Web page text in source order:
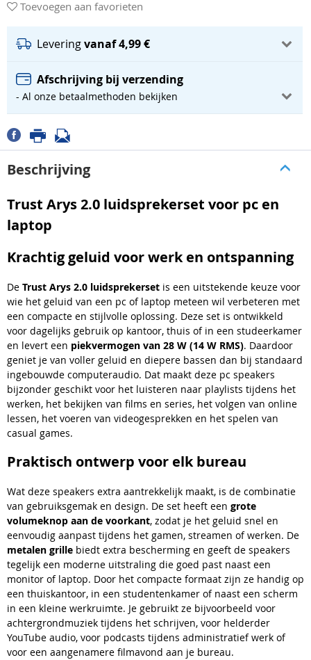
Toevoegen aan favorieten
Leveringvanaf 4,99 €
Afschrijving bij verzending
- Al onze betaalmethoden bekijken
Beschrijving
Trust Arys 2.0 luidsprekerset voor pc en
laptop
Krachtig geluid voor werk en ontspanning
De Trust Arys 2.0 luidsprekerset is een uitstekende keuze voor
wie het geluid van een pc of laptop meteen wil verbeteren met
een compacte en stijlvolle oplossing. Deze set is ontwikkeld
voor dagelijks gebruik op kantoor, thuis of in een studeerkamer
en levert een piekvermogen van 28 W (14 W RMS). Daardoor
geniet je van voller geluid en diepere bassen dan bij standaard
ingebouwde computeraudio. Dat maakt deze pc speakers
bijzonder geschikt voor het luisteren naar playlists tijdens het
werken, het bekijken van films en series, het volgen van online
lessen, het voeren van videogesprekken en het spelen van
casual games.
Praktisch ontwerp voor elk bureau
Wat deze speakers extra aantrekkelijk maakt, is de combinatie
van gebruiksgemak en design. De set heeft een grote
volumeknop aan de voorkant, zodat je het geluid snel en
eenvoudig aanpast tijdens het gamen, streamen of werken. De
metalen grille biedt extra bescherming en geeft de speakers
tegelijk een moderne uitstraling die goed past naast een
monitor of laptop. Door het compacte formaat zijn ze handig op
een thuiskantoor, in een studentenkamer of naast een scherm
in een kleine werkruimte. Je gebruikt ze bijvoorbeeld voor
achtergrondmuziek tijdens het schrijven, voor helderder
YouTube audio, voor podcasts tijdens administratief werk of
voor een aangenamere filmavond aan je bureau.